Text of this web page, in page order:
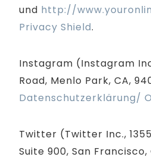
und http://
Privacy Shield.
Instagram (Instagram
Road, Menlo Park, CA,
Datenschutzerklärung/
Twitter (Twitter Inc.,
Suite 900, San Francisco,